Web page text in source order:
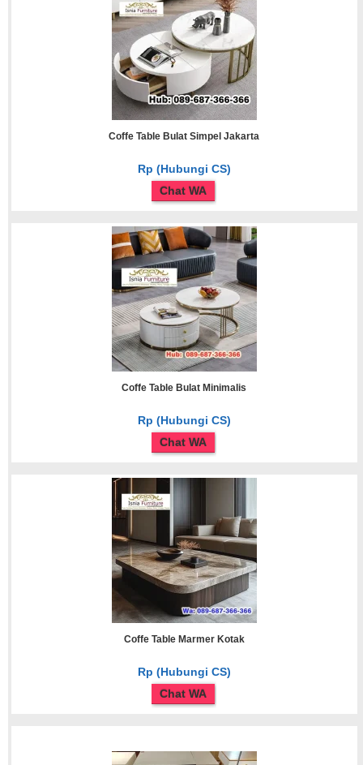
Coffe Table Bulat Simpel Jakarta
Rp (Hubungi CS)
Chat WA
Coffe Table Bulat Minimalis
Rp (Hubungi CS)
Chat WA
Coffe Table Marmer Kotak
Rp (Hubungi CS)
Chat WA